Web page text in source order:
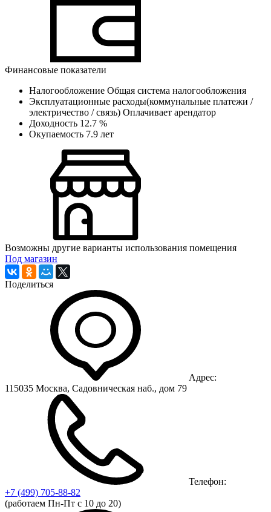
Финансовые показатели
Налогообложение Общая система налогообложения
Эксплуатационные расходы(коммунальные платежи /
электричество / связь) Оплачивает арендатор
Доходность 12.7 %
Окупаемость 7.9 лет
Возможны другие варианты использования помещения
Под магазин
Поделиться
Адрес:
115035 Москва, Садовническая наб., дом 79
Телефон:
+7 (499) 705-88-82
(работаем Пн-Пт с 10 до 20)